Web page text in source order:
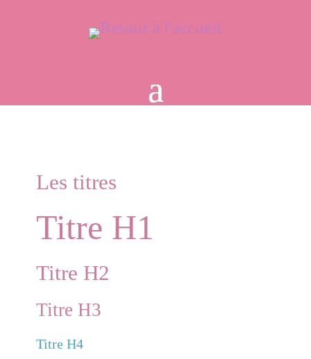
Les titres
Titre H1
Titre H2
Titre H3
Titre H4